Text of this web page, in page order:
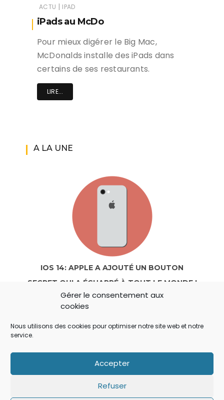
Gérer le consentement aux
cookies
Nous utilisons des cookies pour optimiser notre site web et notre
service.
Accepter
Refuser
ACTU | IPAD
iPads au McDo
Pour mieux digérer le Big Mac,
McDonalds installe des iPads dans
certains de ses restaurants.
LIRE...
A LA UNE
IOS 14: APPLE A AJOUTÉ UN BOUTON
SECRET QUI A ÉCHAPPÉ À TOUT LE MONDE !